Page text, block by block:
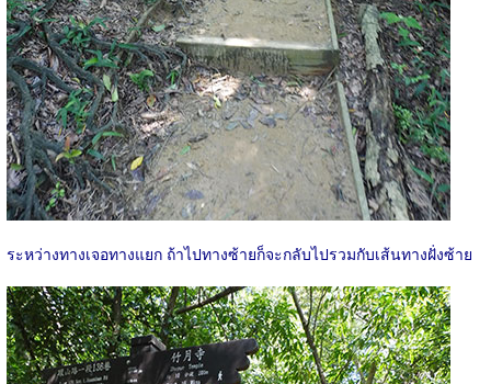
ระหว่างทางเจอทางแยก ถ้าไปทางซ้ายก็จะกลับไปรวมกับเส้นทางฝั่งซ้าย